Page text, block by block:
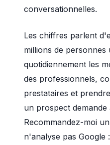
conversationnelles.
Les chiffres parlent
millions de personnes
quotidiennement les
des professionnels,
prestataires et
un prospect demande
Recommandez-moi
n'analyse pas